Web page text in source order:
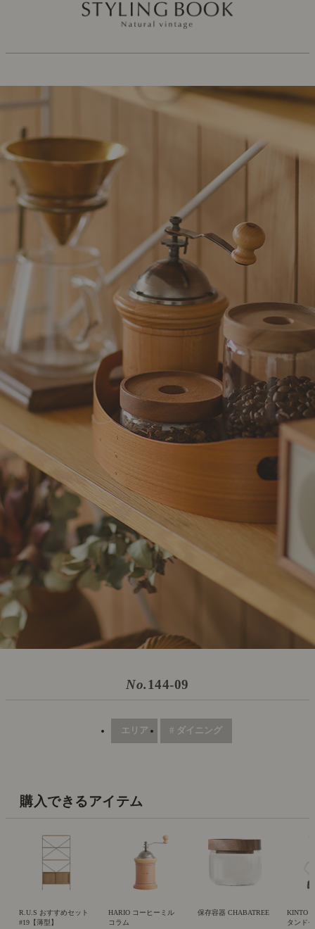
No.144-09
エリア # ダイニング
購入できるアイテム
R.U.S おすすめセット
#19【薄型】
HARIO コーヒーミル
コラム
保存容器 CHABATREE
KINTO
タンド